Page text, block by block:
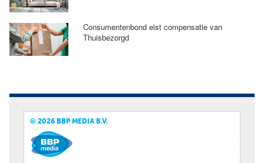
Consumentenbond eist compensatie van
Thuisbezorgd
© 2026 BBP MEDIA B.V.